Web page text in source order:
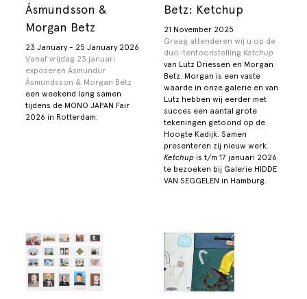
Ásmundsson &
Morgan Betz
23 January - 25 January 2026
Vanaf vrijdag 23 januari
exposeren Ásmundur
Ásmundsson & Morgan Betz
een weekend lang samen
tijdens de MONO JAPAN Fair
2026 in Rotterdam.
Betz: Ketchup
21 November 2025
Graag attenderen wij u op de
duo-tentoonstelling Ketchup
van Lutz Driessen en Morgan
Betz. Morgan is een vaste
waarde in onze galerie en van
Lutz hebben wij eerder met
succes een aantal grote
tekeningen getoond op de
Hoogte Kadijk. Samen
presenteren zij nieuw werk.
Ketchup is t/m 17 januari 2026
te bezoeken bij Galerie HIDDE
VAN SEGGELEN in Hamburg.